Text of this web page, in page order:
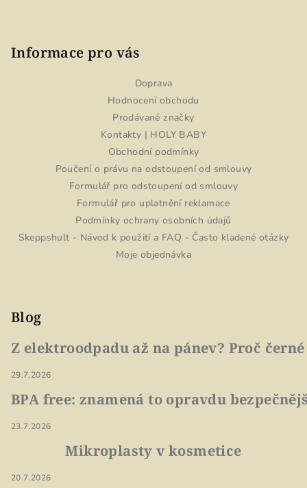
Informace pro vás
Doprava
Hodnocení obchodu
Prodávané značky
Kontakty | HOLY BABY
Obchodní podmínky
Poučení o právu na odstoupení od smlouvy
Formulář pro odstoupení od smlouvy
Formulář pro uplatnění reklamace
Podmínky ochrany osobních údajů
Skeppshult - Návod k použití a FAQ - Často kladené otázky
Moje objednávka
Blog
Z elektroodpadu až na pánev? Proč
29.7.2026
BPA free: znamená to opravdu
23.7.2026
Mikroplasty v kosmetice
20.7.2026